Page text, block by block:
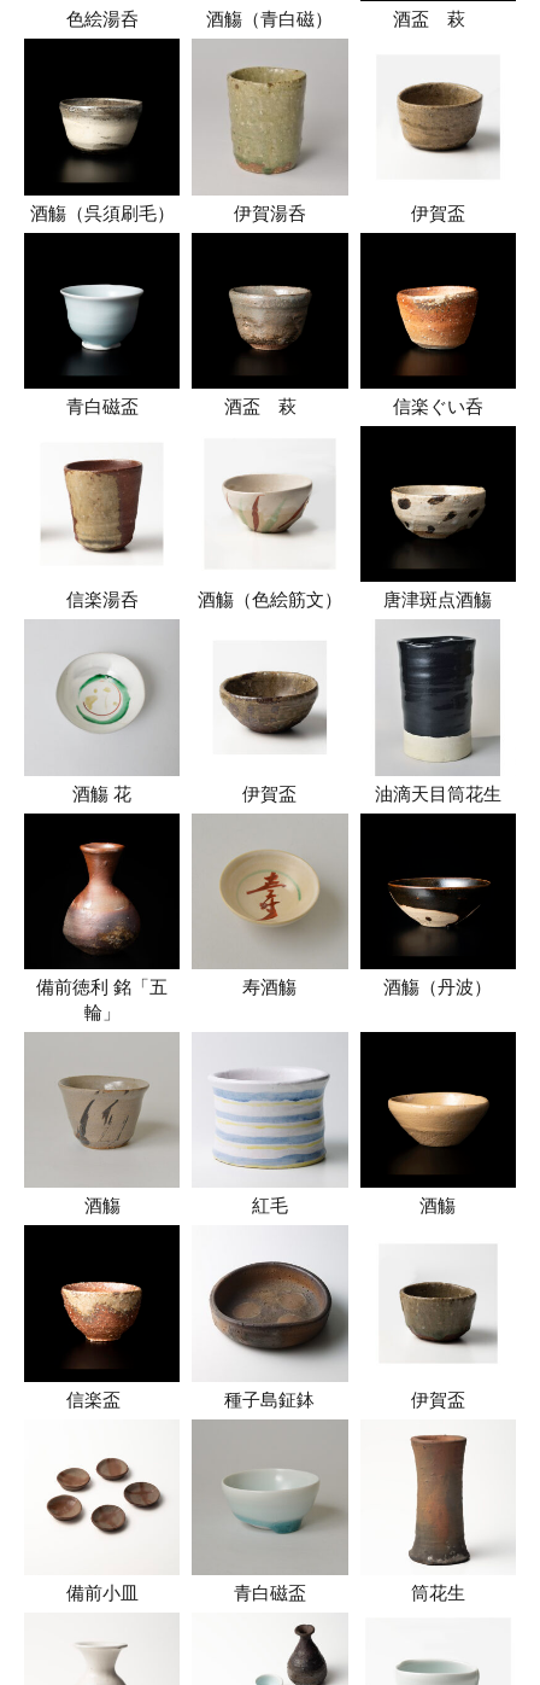
色絵湯呑 酒觴（青白磁） 酒盃 萩
酒觴（呉須刷毛） 伊賀湯呑 伊賀盃
青白磁盃 酒盃 萩 信楽ぐい呑
信楽湯呑 酒觴（色絵筋文） 唐津斑点酒觴
酒觴 花 伊賀盃 油滴天目筒花生
備前徳利 銘「五
輪」
寿酒觴 酒觴（丹波）
酒觴 紅毛 酒觴
信楽盃 種子島鉦鉢 伊賀盃
備前小皿 青白磁盃 筒花生